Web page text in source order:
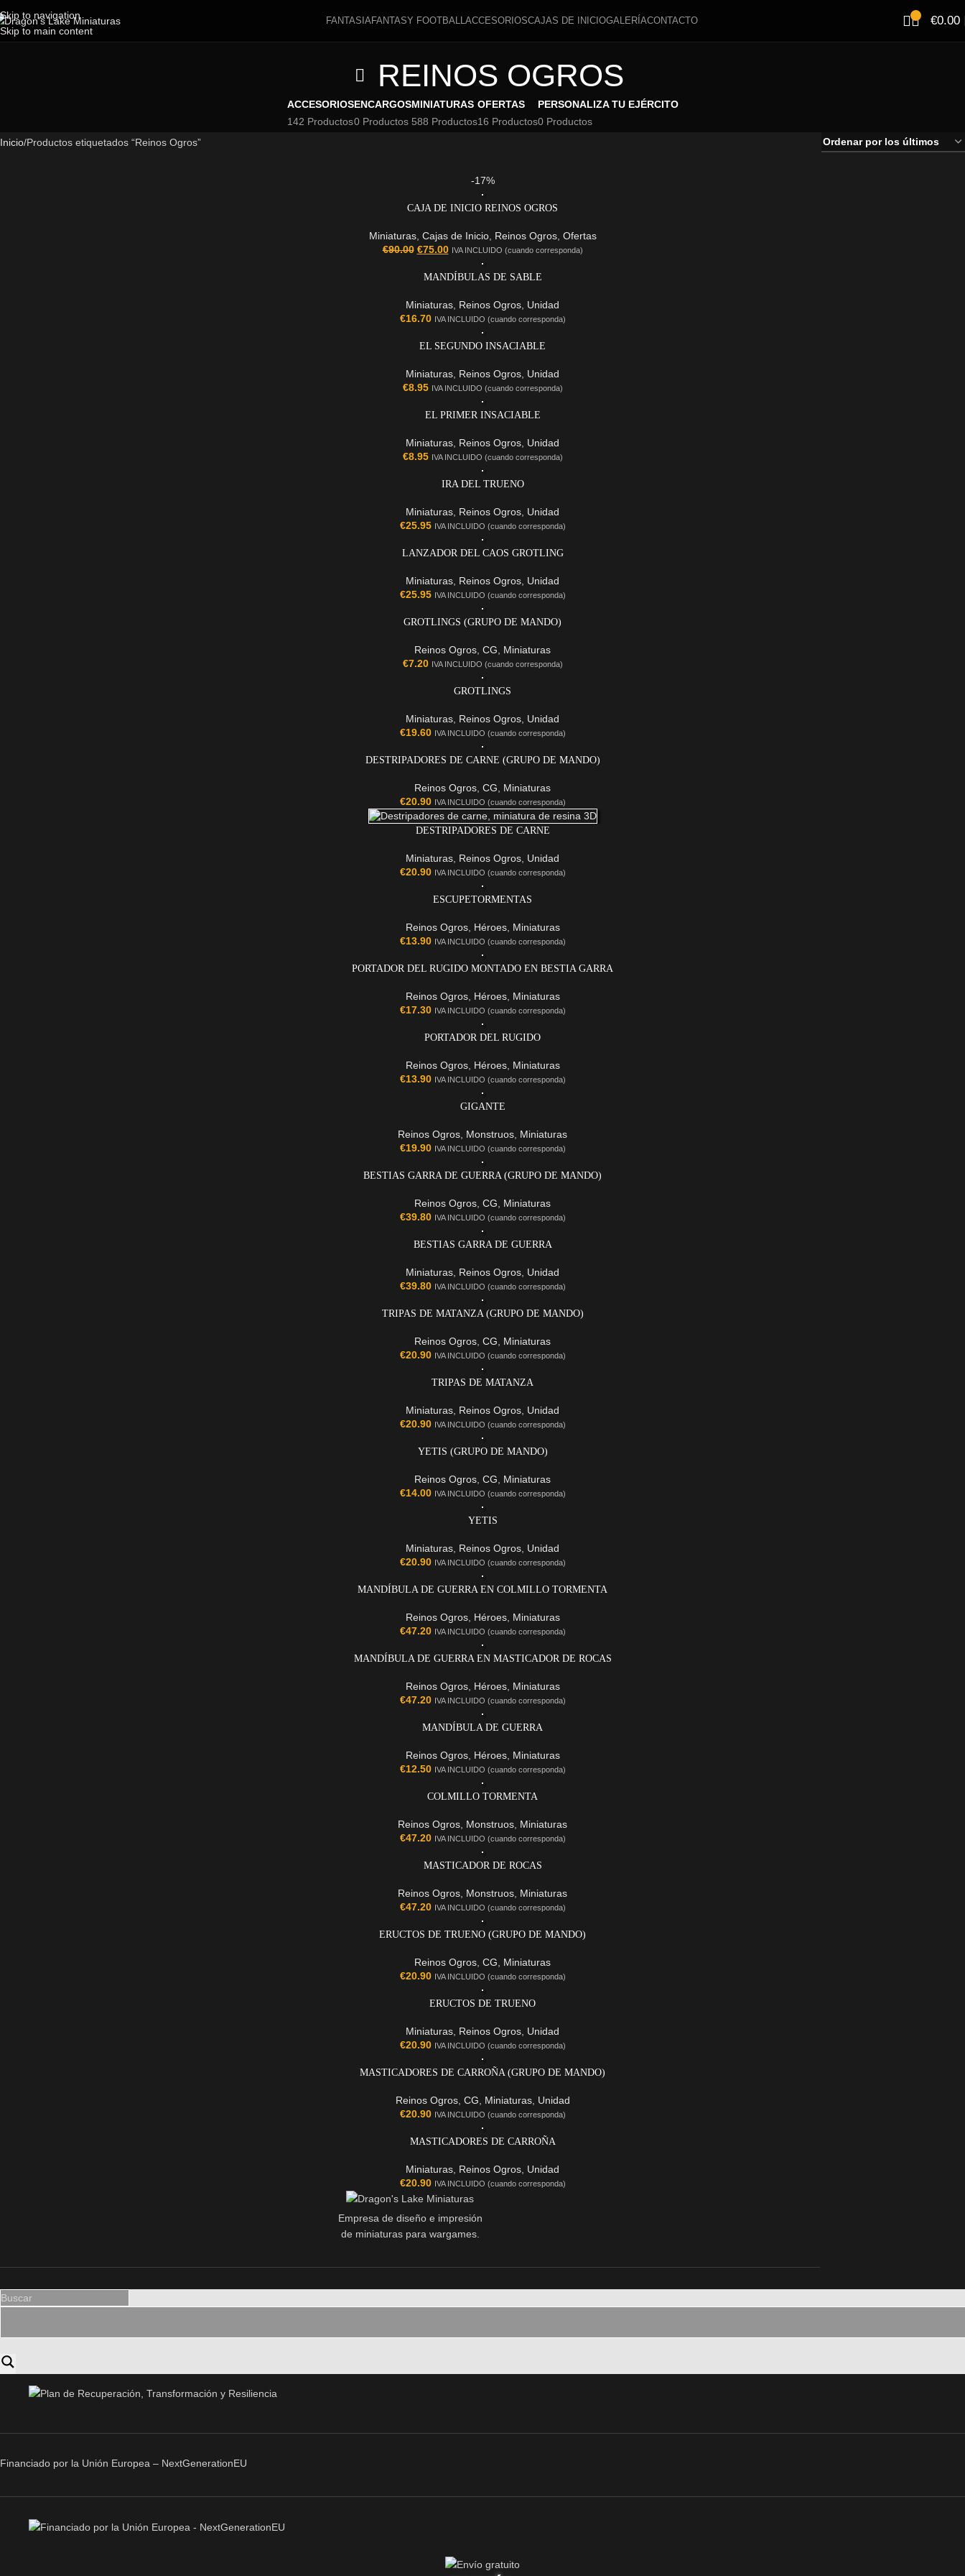
Skip to navigation
Skip to main content
FANTASIAFANTASY FOOTBALLACCESORIOSCAJAS DE INICIOGALERÍACONTACTO €0.00
REINOS OGROS
ACCESORIOS
142 Productos
ENCARGOS
0 Productos
MINIATURAS
588 Productos
OFERTAS
16 Productos
PERSONALIZA TU EJÉRCITO
0 Productos
Inicio Productos etiquetados “Reinos Ogros”
-17%
CAJA DE INICIO REINOS OGROS
Miniaturas, Cajas de Inicio, Reinos Ogros, Ofertas
€90.00 €75.00 IVA INCLUIDO (cuando corresponda)
MANDÍBULAS DE SABLE
Miniaturas Reinos Ogros Unidad
€16.70 IVA INCLUIDO (cuando corresponda)
EL SEGUNDO INSACIABLE
Miniaturas Reinos Ogros Unidad
€8.95 IVA INCLUIDO (cuando corresponda)
EL PRIMER INSACIABLE
Miniaturas Reinos Ogros Unidad
€8.95 IVA INCLUIDO (cuando corresponda)
IRA DEL TRUENO
Miniaturas Reinos Ogros Unidad
€25.95 IVA INCLUIDO (cuando corresponda)
LANZADOR DEL CAOS GROTLING
Miniaturas Reinos Ogros Unidad
€25.95 IVA INCLUIDO (cuando corresponda)
GROTLINGS (GRUPO DE MANDO)
Reinos Ogros CG
Miniaturas
€7.20 IVA INCLUIDO (cuando corresponda)
GROTLINGS
Miniaturas Reinos Ogros Unidad
€19.60 IVA INCLUIDO (cuando corresponda)
DESTRIPADORES DE CARNE (GRUPO DE MANDO)
Reinos Ogros CG
Miniaturas
€20.90 IVA INCLUIDO (cuando corresponda)
DESTRIPADORES DE CARNE
Miniaturas Reinos Ogros Unidad
€20.90 IVA INCLUIDO (cuando corresponda)
ESCUPETORMENTAS
Reinos Ogros, Héroes, Miniaturas
€13.90 IVA INCLUIDO (cuando corresponda)
PORTADOR DEL RUGIDO MONTADO EN BESTIA GARRA
Reinos Ogros, Héroes, Miniaturas
€17.30 IVA INCLUIDO (cuando corresponda)
PORTADOR DEL RUGIDO
Reinos Ogros, Héroes, Miniaturas
€13.90 IVA INCLUIDO (cuando corresponda)
GIGANTE
Reinos Ogros Monstruos Miniaturas
€19.90 IVA INCLUIDO (cuando corresponda)
BESTIAS GARRA DE GUERRA (GRUPO DE MANDO)
Reinos Ogros CG
Miniaturas
€39.80 IVA INCLUIDO (cuando corresponda)
BESTIAS GARRA DE GUERRA
Miniaturas Reinos Ogros Unidad
€39.80 IVA INCLUIDO (cuando corresponda)
TRIPAS DE MATANZA (GRUPO DE MANDO)
Reinos Ogros CG
Miniaturas
€20.90 IVA INCLUIDO (cuando corresponda)
TRIPAS DE MATANZA
Miniaturas Reinos Ogros Unidad
€20.90 IVA INCLUIDO (cuando corresponda)
YETIS (GRUPO DE MANDO)
Reinos Ogros CG
Miniaturas
€14.00 IVA INCLUIDO (cuando corresponda)
YETIS
Miniaturas Reinos Ogros Unidad
€20.90 IVA INCLUIDO (cuando corresponda)
MANDÍBULA DE GUERRA EN COLMILLO TORMENTA
Reinos Ogros, Héroes, Miniaturas
€47.20 IVA INCLUIDO (cuando corresponda)
MANDÍBULA DE GUERRA EN MASTICADOR DE ROCAS
Reinos Ogros, Héroes, Miniaturas
€47.20 IVA INCLUIDO (cuando corresponda)
MANDÍBULA DE GUERRA
Reinos Ogros, Héroes, Miniaturas
€12.50 IVA INCLUIDO (cuando corresponda)
COLMILLO TORMENTA
Reinos Ogros Monstruos Miniaturas
€47.20 IVA INCLUIDO (cuando corresponda)
MASTICADOR DE ROCAS
Reinos Ogros Monstruos Miniaturas
€47.20 IVA INCLUIDO (cuando corresponda)
ERUCTOS DE TRUENO (GRUPO DE MANDO)
Reinos Ogros CG
Miniaturas
€20.90 IVA INCLUIDO (cuando corresponda)
ERUCTOS DE TRUENO
Miniaturas Reinos Ogros Unidad
€20.90 IVA INCLUIDO (cuando corresponda)
MASTICADORES DE CARROÑA (GRUPO DE MANDO)
Reinos Ogros, CG Miniaturas, Unidad
€20.90 IVA INCLUIDO (cuando corresponda)
MASTICADORES DE CARROÑA
Miniaturas Reinos Ogros Unidad
€20.90 IVA INCLUIDO (cuando corresponda)
Empresa de diseño e impresión
de miniaturas para wargames.
Financiado por la Unión Europea – NextGenerationEU